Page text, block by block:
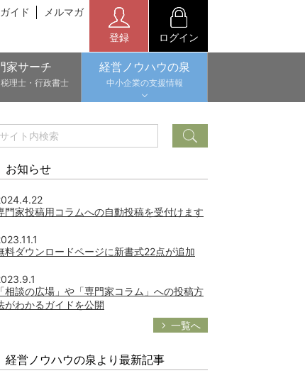
イド メルマガ
登録 ログイン
家サーチ
理士・行政書士
経営ノウハウの泉
中小企業の支援情報
お知らせ
門家投稿用コラムへの自動投稿を受付けます
料ダウンロードページに新書式22点が追加
「相談の広場」や「専門家コラム」への投稿方
がわかるガイドを公開
一覧へ
経営ノウハウの泉より最新記事